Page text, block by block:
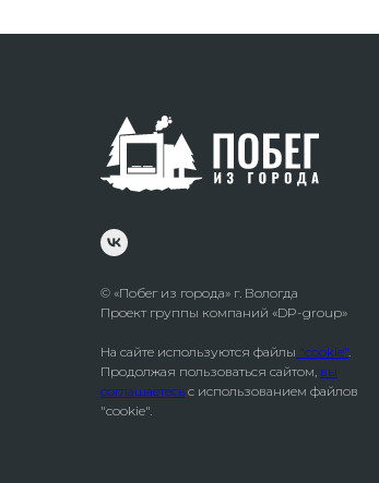
© «Побег из города» г. Вологда
Проект группы компаний «DP-group»
На сайте используются файлы "cookie".
Продолжая пользоваться сайтом, вы
соглашаетесь с использованием файлов
"cookie".